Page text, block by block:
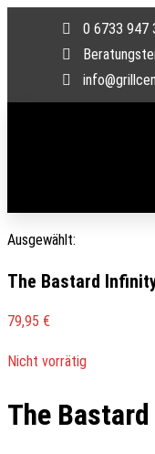
0 6733 947
Ausgewählt:
The Bastard
79,95 €
Nicht vorrätig
The